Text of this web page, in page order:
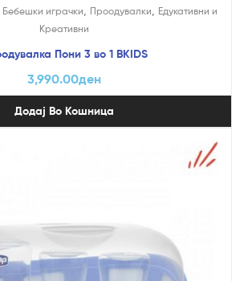
Бебешки играчки Проодувалки
Едукативни и
Креативни
Пони 3 во 1 BKIDS
3,990.00ден
Додај Во Кошница